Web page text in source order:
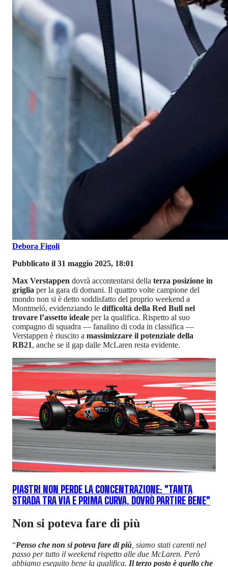
Debora Figoli
Pubblicato il 31 maggio 2025, 18:01
Max Verstappen dovrà accontentarsi della terza posizione in
griglia per la gara di domani. Il quattro volte campione del
mondo non si è detto soddisfatto del proprio weekend a
Montmeló, evidenziando le difficoltà della Red Bull nel
trovare l’assetto ideale per la qualifica. Rispetto al suo
compagno di squadra — fanalino di coda in classifica —
Verstappen è riuscito a massimizzare il potenziale della
RB21, anche se il gap dalle McLaren resta evidente.
PIASTRI NON PERDE LA CONCENTRAZIONE: "TANTA
STRADA TRA VIA E PRIMA CURVA, DOVRÒ PARTIRE BENE"
Non si poteva fare di più
“Penso che non si poteva fare di più , siamo stati carenti nel
passo per tutto il weekend rispetto alle due McLaren. Però
abbiamo eseguito bene la qualifica. Il terzo posto è quello che